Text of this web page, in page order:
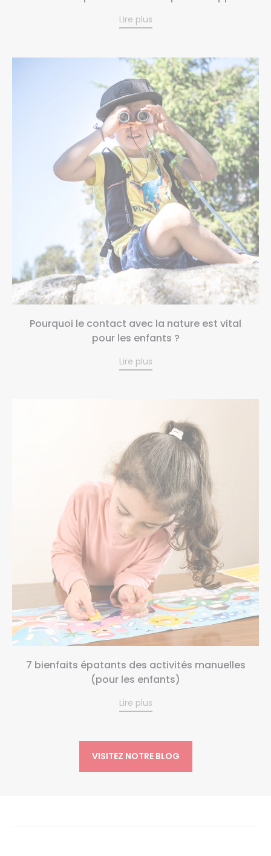
Lire plus
Pourquoi le contact avec la nature est vital
pour les enfants ?
Lire plus
7 bienfaits épatants des activités manuelles
(pour les enfants)
Lire plus
VISITEZ NOTRE BLOG